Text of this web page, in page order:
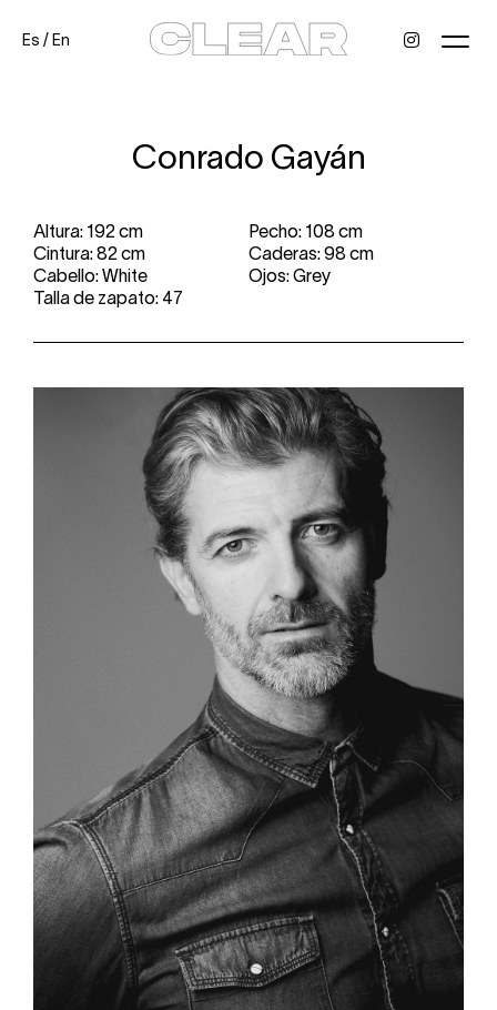
Es /En
Conrado Gayán
Altura: 192 cm
Pecho: 108 cm
Cintura: 82 cm
Caderas: 98 cm
Cabello: White
Ojos: Grey
Talla de zapato: 47